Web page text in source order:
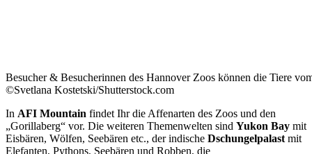
Besucher & Besucherinnen des Hannover Zoos können die Tiere
©Svetlana Kostetski/Shutterstock.com
In AFI Mountain findet Ihr die Affenarten des Zoos und den
„Gorillaberg“ vor. Die weiteren Themenwelten sind Yukon Bay mit
Eisbären, Wölfen, Seebären etc., der indische Dschungelpalast mit
Elefanten, Pythons, Seebären und Robben, die